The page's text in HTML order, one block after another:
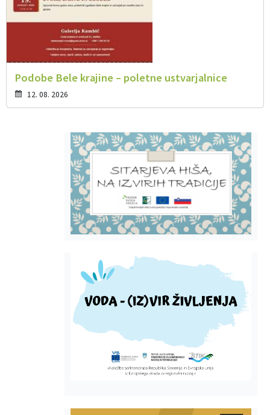
Podobe Bele krajine – poletne ustvarjalnice
12. 08. 2026